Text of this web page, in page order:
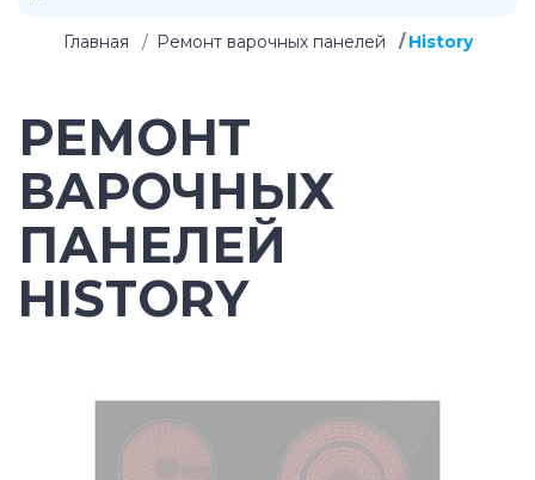
Главная Ремонт варочных панелей History
РЕМОНТ
ВАРОЧНЫХ
ПАНЕЛЕЙ
HISTORY